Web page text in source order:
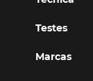
Testes
Marcas